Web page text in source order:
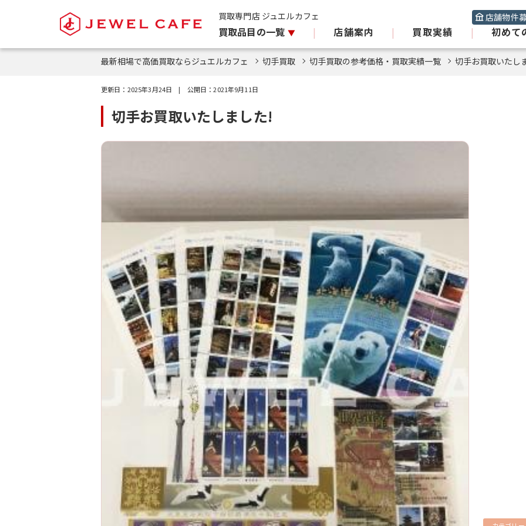
買取専門店 ジュエルカフェ 店舗物件
買取品目の一覧 | 店舗案内 | 買取実績 | 初めて
最新相場で高価買取ならジュエルカフェ 切手買取 切手買取の参考価格・買取実績一覧 切手お買取いたし
更新日： 2025年3月24日 | 公開日：2021年9月11日
切手お買取いたしました!